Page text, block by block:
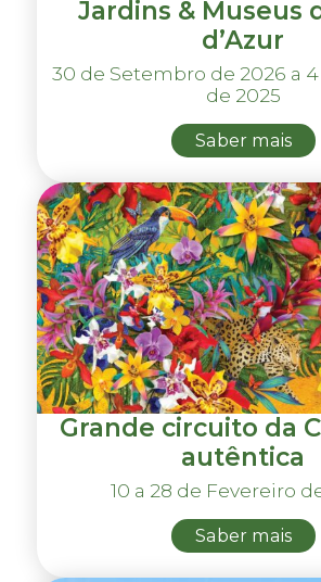
Jardins & Museus
d’Azur
30 de Setembro de 2026 a
de 2025
Saber mais
Grande circuito da
autêntica
10 a 28 de Fevereiro
Saber mais